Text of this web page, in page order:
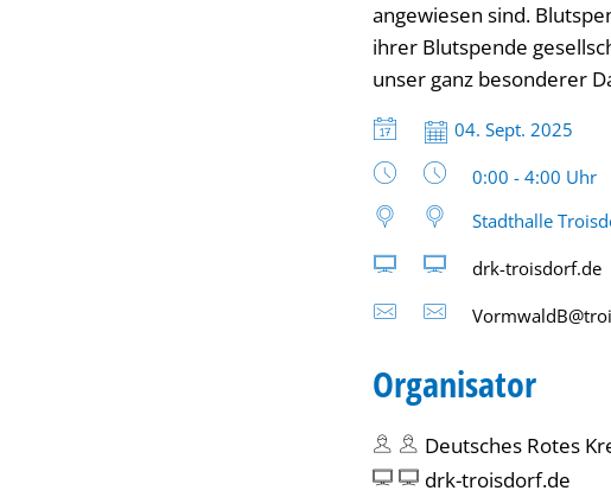
angewiesen sind.
ihrer Blutspende
unser ganz besonderer
Datum:
04. Sept. 2025
Uhrzeit:
0:00 - 4:00 Uhr
Stadthalle
drk-troisdorf.de
Organisator
Deutsches Rotes
drk-troisdorf.de